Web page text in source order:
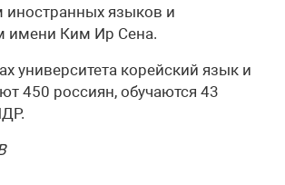
иностранных языков и
имени Ким Ир Сена.
университета корейский язык и
450 россиян, обучаются 43